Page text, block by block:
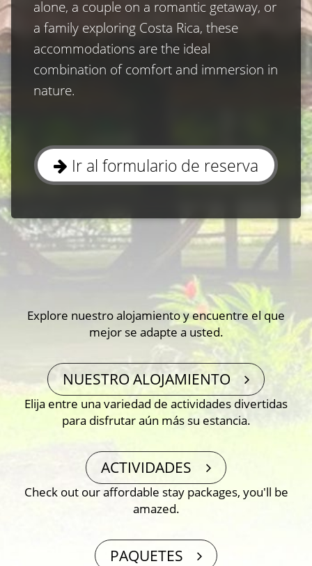
alone, a couple on a romantic getaway, or
a family exploring Costa Rica, these
accommodations are the ideal
combination of comfort and immersion in
nature.
Ir al formulario de reserva
Explore nuestro alojamiento y encuentre el que
mejor se adapte a usted.
NUESTRO ALOJAMIENTO
Elija entre una variedad de actividades divertidas
para disfrutar aún más su estancia.
ACTIVIDADES
Check out our affordable stay packages, you′ll be
amazed.
PAQUETES